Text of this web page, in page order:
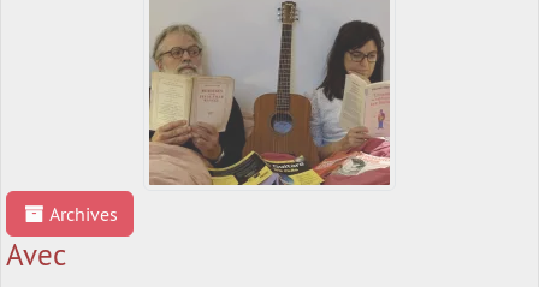
Archives
Avec